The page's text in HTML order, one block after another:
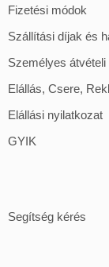
Fizetési módok
Szállítási díjak és
Személyes átvételi
Elállás, Csere,
Elállási nyilatkozat
GYIK
Segítség kérés